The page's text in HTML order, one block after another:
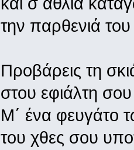
την παρθενιά
Προβάρεις τη
στου εφιάλτη
Μ΄ ένα φευγάτο
του χθες σου